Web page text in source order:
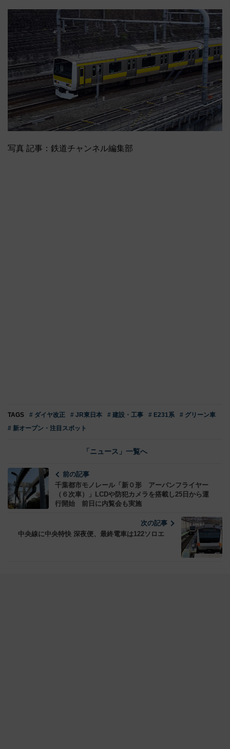
写真 記事：鉄道チャンネル編集部
TAGS # ダイヤ改正 # JR東日本 # 建設・工事 # E231系
# グリーン車
# 新オープン・注目スポット
「ニュース」一覧へ
前の記事
千葉都市モノレール「新０形 アーバンフライヤー
（６次車）」LCDや防犯カメラを搭載し25日から運
行開始 前日に内覧会も実施
次の記事
中央線に中央特快 深夜便、最終電車は122ソロエ